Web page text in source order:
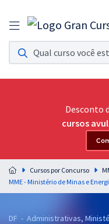
Assinatura Ilimitada
Acesso a todos os cursos.
Assinatura OAB Até
Acesso ilimitado a toda
Residências
Preparação completa e
residências em saúde do Brasil
Desconto
cursos
Cursos por Concurso
DF - Administrativas,